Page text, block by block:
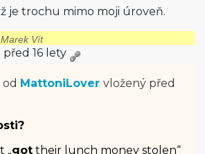
je trochu mimo moji úroveň.
Vít
16 lety
MattoniLover vložený před
„got their lunch money stolen“